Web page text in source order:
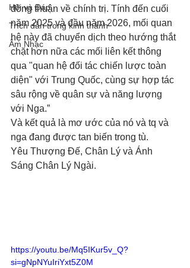
Hỏi và Đáp
Trích dẫn trong kinh thánh
Âm Nhạc
đồng thuận về chính trị. Tính đến cuối
năm 2025 và đầu năm 2026, mối quan
hệ này đã chuyển dịch theo hướng thắt
chặt hơn nữa các mối liên kết thông
qua "quan hệ đối tác chiến lược toàn
diện" với Trung Quốc, cùng sự hợp tác
sâu rộng về quân sự và năng lượng
với Nga.”
Và kết quả là mơ ước của nó và tq và
nga đang được tan biến trong tù.
Yêu Thượng Đế, Chân Lý và Ánh
Sáng Chân Lý Ngài.
https://youtu.be/Mq5IKur5v_Q?
si=gNpNYuIriYxt5Z0M